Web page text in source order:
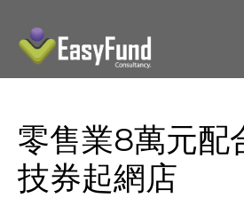
零售業8萬元配
技券起網店